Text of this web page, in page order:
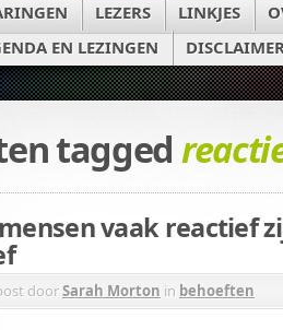
LEZERS LINKJES
EN LEZINGEN
tagged
vaak reactief
doorSarah Morton in behoeften